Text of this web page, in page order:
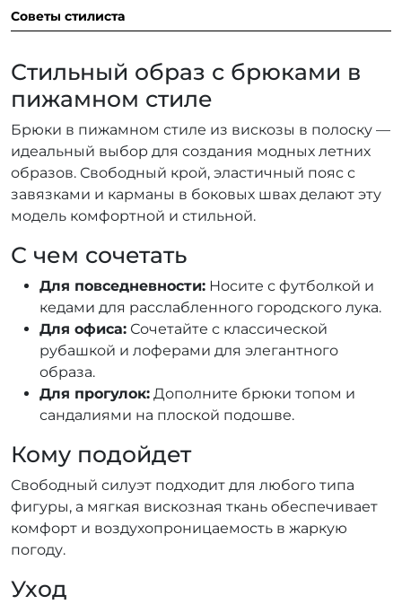
Советы стилиста
Стильный образ с брюками в
пижамном стиле
Брюки в пижамном стиле из вискозы в полоску —
идеальный выбор для создания модных летних
образов. Свободный крой, эластичный пояс с
завязками и карманы в боковых швах делают эту
модель комфортной и стильной.
С чем сочетать
Для повседневности: Носите с футболкой и
кедами для расслабленного городского лука.
Для офиса: Сочетайте с классической
рубашкой и лоферами для элегантного
образа.
Для прогулок: Дополните брюки топом и
сандалиями на плоской подошве.
Кому подойдет
Свободный силуэт подходит для любого типа
фигуры, а мягкая вискозная ткань обеспечивает
комфорт и воздухопроницаемость в жаркую
погоду.
Уход